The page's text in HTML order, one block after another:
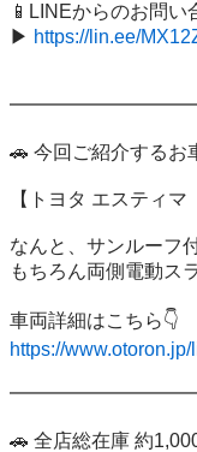
📱LINEからのお問い
▶ https://lin.ee/
🚗 今回ご紹介するお
【トヨタ エスティマ
なんと、サンルーフ
もちろん両側電動ス
https://
🚗 全店総在庫 約